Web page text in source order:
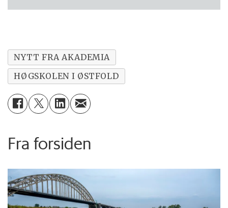
NYTT FRA AKADEMIA
HØGSKOLEN I ØSTFOLD
Fra forsiden